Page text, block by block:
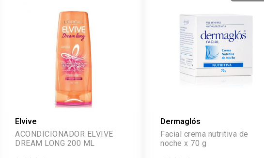
Elvive
ACONDICIONADOR ELVIVE
DREAM LONG 200 ML
Dermaglós
Facial crema nutritiva de
noche x 70 g